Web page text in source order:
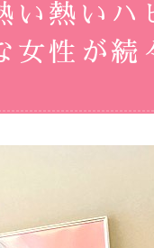
熱いハ
女性が続